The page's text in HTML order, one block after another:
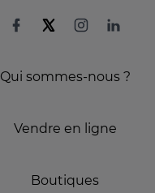
Qui sommes-nous ?
Vendre en ligne
Boutiques